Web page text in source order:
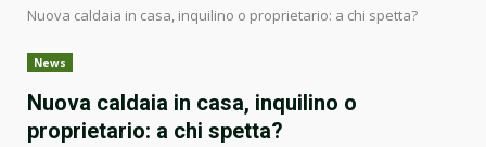
Nuova caldaia in casa, inquilino o proprietario: a chi spetta?
News
Nuova caldaia in casa, inquilino o
proprietario: a chi spetta?